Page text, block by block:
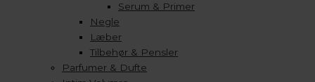
Serum & Primer
Negle
Læber
Tilbehør & Pensler
Parfumer & Dufte